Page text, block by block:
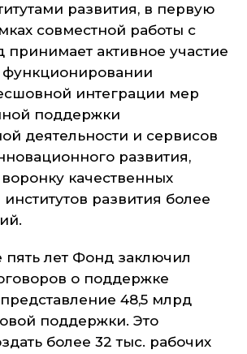
развития, в первую
совместной работы с
активное участие
функционировании
интеграции мер
поддержки
деятельности и сервисов
развития,
качественных
развития более
пять лет Фонд заключил
о поддержке
48,5 млрд
поддержки. Это
более 32 тыс. рабочих